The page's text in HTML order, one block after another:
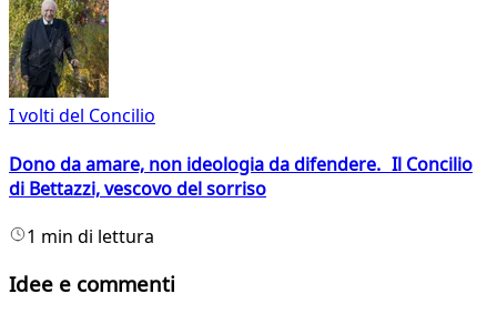
I volti del Concilio
Dono da amare, non ideologia da difendere. Il Concilio
di Bettazzi, vescovo del sorriso
1 min di lettura
Idee e commenti